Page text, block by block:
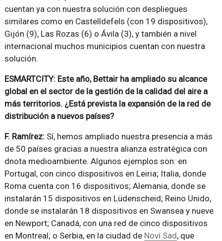
cuentan ya con nuestra solución con despliegues
similares como en Castelldefels (con 19 dispositivos),
Gijón (9), Las Rozas (6) o Ávila (3), y también a nivel
internacional muchos municipios cuentan con nuestra
solución.
ESMARTCITY: Este año, Bettair ha ampliado su alcance
global en el sector de la gestión de la calidad del aire a
más territorios. ¿Está prevista la expansión de la red de
distribución a nuevos países?
F. Ramírez:Sí, hemos ampliado nuestra presencia a más
de 50 países gracias a nuestra alianza estratégica con
dnota medioambiente. Algunos ejemplos son: en
Portugal, con cinco dispositivos en Leiria; Italia, donde
Roma cuenta con 16 dispositivos; Alemania, donde se
instalarán 15 dispositivos en Lüdenscheid; Reino Unido,
donde se instalarán 18 dispositivos en Swansea y nueve
en Newport; Canadá, con una red de cinco dispositivos
en Montreal; o Serbia, en la ciudad de Novi Sad, que